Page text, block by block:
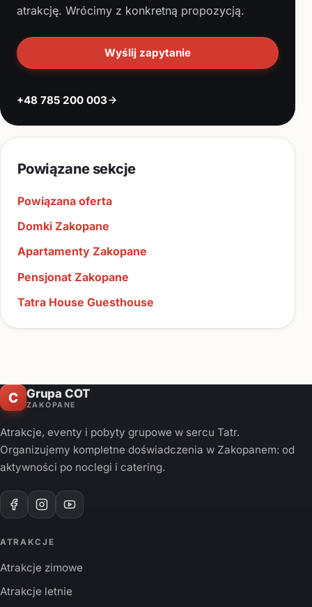
atrakcję. Wrócimy z konkretną propozycją.
Wyślij zapytanie
+48 785 200 003
Powiązane sekcje
Powiązana oferta
Domki Zakopane
Apartamenty Zakopane
Pensjonat Zakopane
Tatra House Guesthouse
C Grupa COT
ZAKOPANE
Atrakcje, eventy i pobyty grupowe w sercu Tatr.
Organizujemy kompletne doświadczenia w Zakopanem: od
aktywności po noclegi i catering.
ATRAKCJE
Atrakcje zimowe
Atrakcje letnie